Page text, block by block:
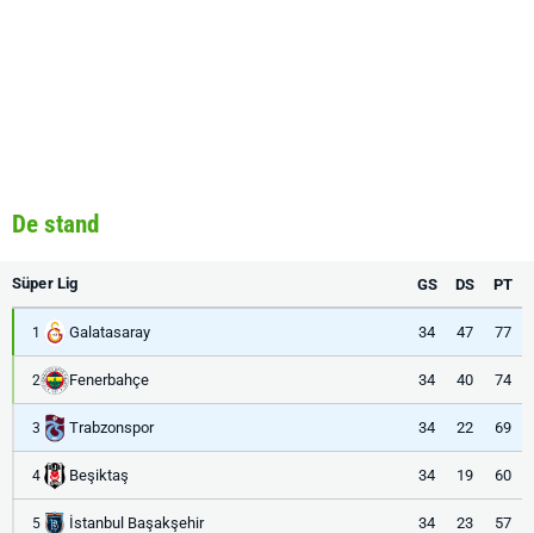
De stand
Süper Lig GS DS PT
1 Galatasaray 34 47 77
2 Fenerbahçe 34 40 74
3 Trabzonspor 34 22 69
4 Beşiktaş 34 19 60
5 İstanbul Başakşehir 34 23 57